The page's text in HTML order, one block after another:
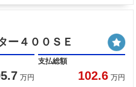
ー４００ＳＥ
万円
支払総額
102.6 万円